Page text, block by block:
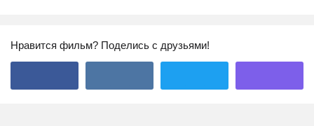
Нравится фильм? Поделись с друзьями!